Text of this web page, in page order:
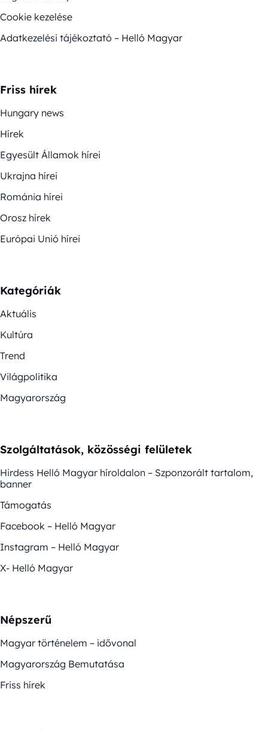
Cookie kezelése
Adatkezelési tájékoztató – Helló Magyar
Friss hírek
Hungary news
Hírek
Egyesült Államok hírei
Ukrajna hírei
Románia hírei
Orosz hírek
Európai Unió hírei
Kategóriák
Aktuális
Kultúra
Trend
Világpolitika
Magyarország
Szolgáltatások, közösségi felületek
Hirdess Helló Magyar híroldalon – Szponzorált tartalom,
banner
Támogatás
Facebook – Helló Magyar
Instagram – Helló Magyar
X- Helló Magyar
Népszerű
Magyar történelem – idővonal
Magyarország Bemutatása
Friss hírek